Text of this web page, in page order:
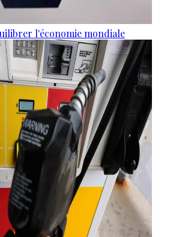
l'économie mondiale